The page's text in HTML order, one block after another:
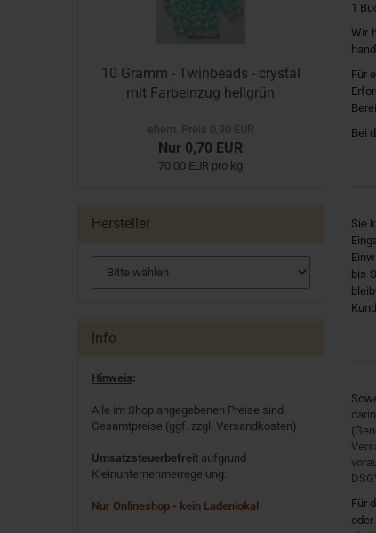
1
Wir
Für
Bei
Sie
bis
Für
10 Gramm - Twinbeads - crystal
mit Farbeinzug hellgrün
ehem. Preis 0,90 EUR
Nur 0,70 EUR
70,00 EUR pro kg
Hersteller
Info
Hinweis:
Alle im Shop angegebenen Preise sind
Gesamtpreise (ggf. zzgl. Versandkosten)
Umsatzsteuerbefreit aufgrund
Kleinunternehmerregelung.
Nur Onlineshop - kein Ladenlokal